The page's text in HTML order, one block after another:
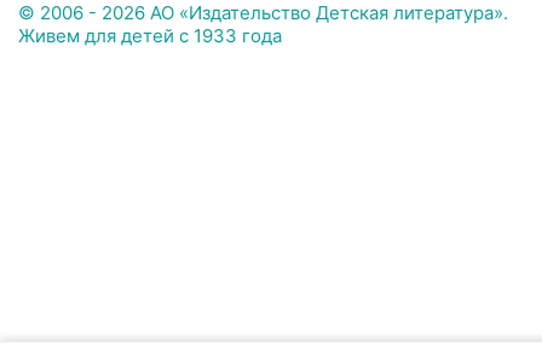
© 2006 - 2026 АО «Издательство Детская литература».
Живем для детей с 1933 года